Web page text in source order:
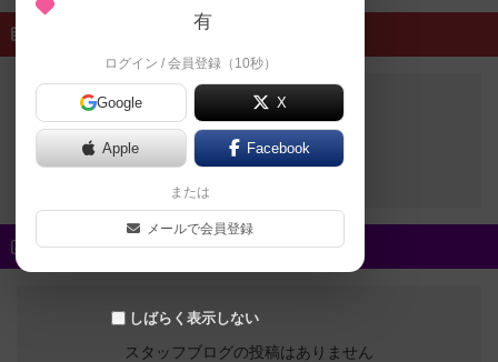
終了したイベントはありません
新着スタッフブログ
スタッフブログの投稿はありません
有
ログイン / 会員登録（10秒）
Google X
Apple Facebook
または
メールで会員登録
しばらく表示しない